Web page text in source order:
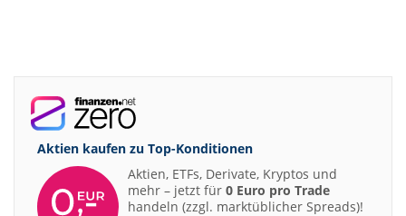
Aktien kaufen zu Top-Konditionen
Aktien, ETFs, Derivate, Kryptos und
mehr – jetzt für 0 Euro pro Trade
handeln (zzgl. marktüblicher Spreads)!